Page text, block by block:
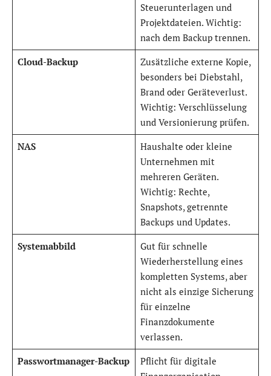
Steuerunterlagen und
Projektdateien. Wichtig:
nach dem Backup trennen.
Cloud-Backup
Zusätzliche externe Kopie,
besonders bei Diebstahl,
Brand oder Geräteverlust.
Wichtig: Verschlüsselung
und Versionierung prüfen.
NAS
Haushalte oder kleine
Unternehmen mit
mehreren Geräten.
Wichtig: Rechte,
Snapshots, getrennte
Backups und Updates.
Systemabbild
Gut für schnelle
Wiederherstellung eines
kompletten Systems, aber
nicht als einzige Sicherung
für einzelne
Finanzdokumente
verlassen.
Passwortmanager-Backup
Pflicht für digitale